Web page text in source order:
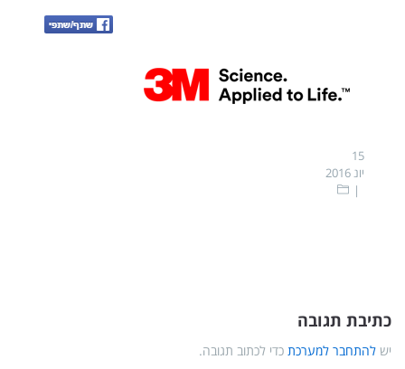
15
יונ 2016
כתיבת תגובה
יש להתחבר למערכת כדי לכתוב תגובה.